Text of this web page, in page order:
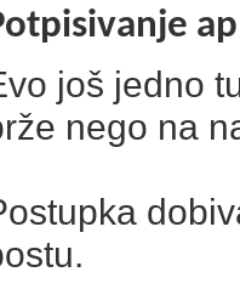
još jedno
nego na